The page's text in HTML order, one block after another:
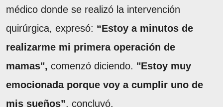
médico donde se realizó la intervención
quirúrgica, expresó: “Estoy a minutos de
realizarme mi primera operación de
mamas", comenzó diciendo. "Estoy muy
emocionada porque voy a cumplir uno de
mis sueños”, concluyó.